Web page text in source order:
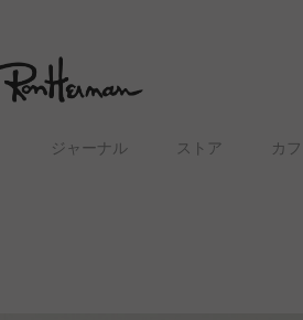
ジャーナル ストア カ